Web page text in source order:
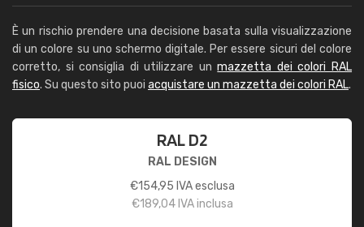
È un rischio prendere una decisione basata sulla visualizzazione
di un colore su uno schermo digitale. Per essere sicuri del colore
corretto, si consiglia di utilizzare unmazzetta dei colori RAL
fisico. Su questo sito puoi acquistare un mazzetta dei colori RAL.
RAL D2
RAL DESIGN
€154,95 IVA esclusa
€189,04IVA inclusa